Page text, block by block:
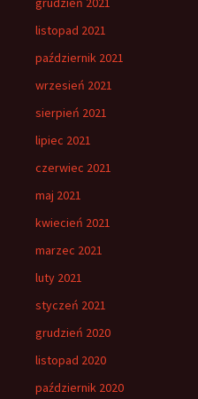
listopad 2021
październik 2021
wrzesień 2021
sierpień 2021
lipiec 2021
czerwiec 2021
maj 2021
kwiecień 2021
marzec 2021
luty 2021
styczeń 2021
grudzień 2020
listopad 2020
październik 2020